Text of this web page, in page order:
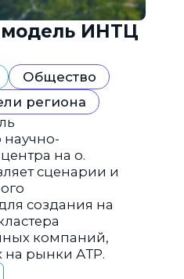
ИНТЦ
Общество
региона
на о.
сценарии и
создания на
компаний,
на рынки АТР.